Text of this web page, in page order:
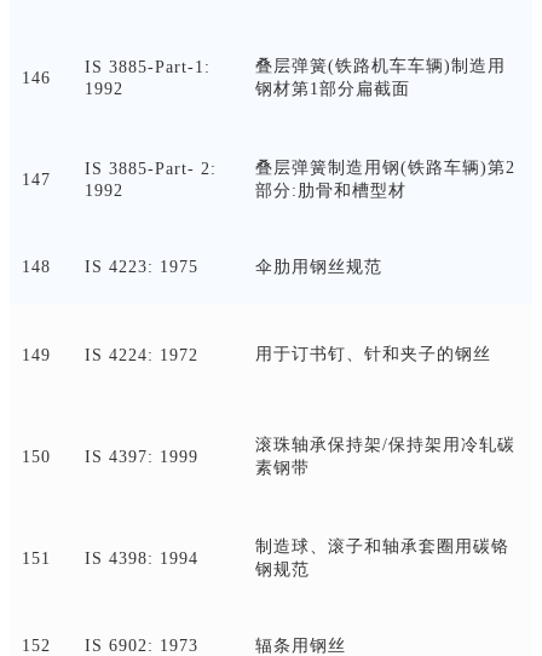
146
IS 3885-Part-1:
1992
叠层弹簧(铁路机车车辆)制造用
钢材第1部分扁截面
147
IS 3885-Part- 2:
1992
叠层弹簧制造用钢 (铁路车辆)第2
部分:肋骨和槽型材
148 IS 4223: 1975 伞肋用钢丝规范
149 IS 4224: 1972 用于订书钉、针和夹子的钢丝
150 IS 4397: 1999
滚珠轴承保持架/保持架用冷轧碳
素钢带
151 IS 4398: 1994
制造球、滚子和轴承套圈用碳铬
钢规范
152 IS 6902: 1973 辐条用钢丝